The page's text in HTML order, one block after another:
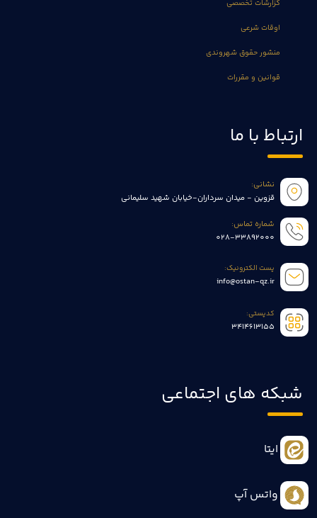
گزارشات تخصصی
اوقات شرعی
منشور حقوق شهروندی
قوانین و مقررات
ارتباط با ما
نشانی:
قزوین - میدان سرداران-خیابان شهید سلیمانی
شماره تماس:
028-33892000
پست الکترونیک:
info@ostan-qz.ir
کدپستی:
3414613155
شبکه های اجتماعی
ایتا
واتس آپ